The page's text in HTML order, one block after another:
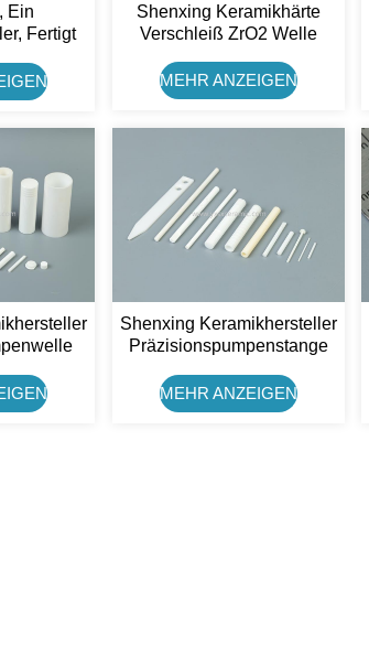
Ein
Fertigt
(ZrO₂,
Shenxing Keramikhärte
Verschleiß ZrO2 Welle
Keramikstab
MEHR ANZEIGEN
Shenxing Keramikhersteller
Präzisionspumpenstange
MEHR ANZEIGEN